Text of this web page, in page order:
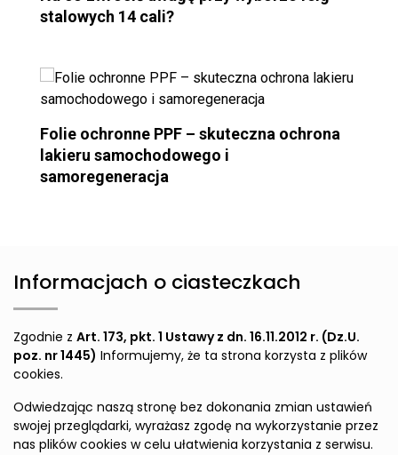
stalowych 14 cali?
Folie ochronne PPF – skuteczna ochrona
lakieru samochodowego i
samoregeneracja
Informacjach o ciasteczkach
Zgodnie z Art. 173, pkt. 1 Ustawy z dn. 16.11.2012 r. (Dz.U.
poz. nr 1445) Informujemy, że ta strona korzysta z plików
cookies.
Odwiedzając naszą stronę bez dokonania zmian ustawień
swojej przeglądarki, wyrażasz zgodę na wykorzystanie przez
nas plików cookies w celu ułatwienia korzystania z serwisu.